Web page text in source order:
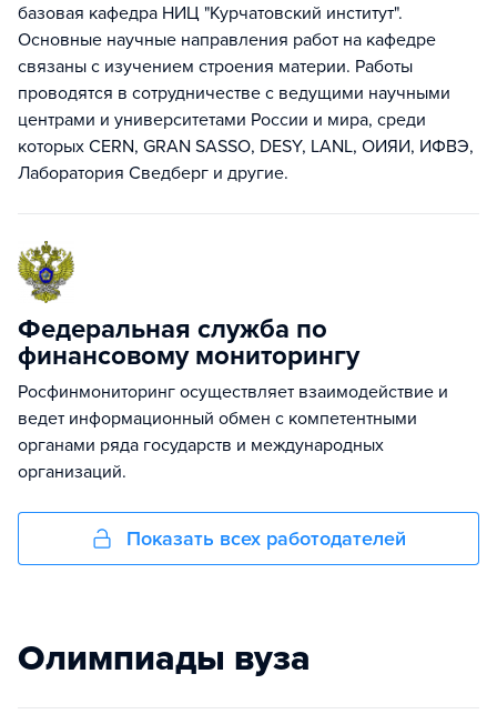
базовая кафедра НИЦ "Курчатовский институт".
Основные научные направления работ на кафедре
связаны с изучением строения материи. Работы
проводятся в сотрудничестве с ведущими научными
центрами и университетами России и мира, среди
которых CERN, GRAN SASSO, DESY, LANL, ОИЯИ, ИФВЭ,
Лаборатория Сведберг и другие.
Федеральная служба по
финансовому мониторингу
Росфинмониторинг осуществляет взаимодействие и
ведет информационный обмен с компетентными
органами ряда государств и международных
организаций.
Показать всех работодателей
Олимпиады вуза